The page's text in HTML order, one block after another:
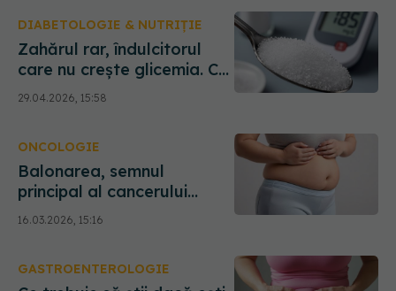
DIABETOLOGIE & NUTRIȚIE
Zahărul rar, îndulcitorul
care nu crește glicemia. Ce
este, de fapt
29.04.2026, 15:58
ONCOLOGIE
Balonarea, semnul
principal al cancerului
ovarian
16.03.2026, 15:16
GASTROENTEROLOGIE